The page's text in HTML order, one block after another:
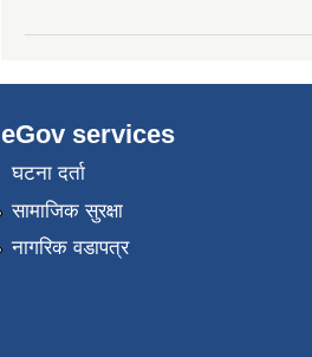
eGov services
घटना दर्ता
सामाजिक सुरक्षा
नागरिक वडापत्र